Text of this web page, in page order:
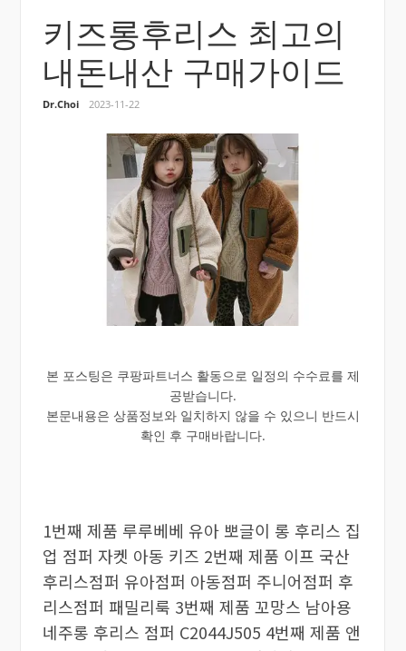
키즈롱후리스 최고의
내돈내산 구매가이드
Dr.Choi 2023-11-22
본 포스팅은 쿠팡파트너스 활동으로 일정의 수수료를 제
공받습니다.
본문내용은 상품정보와 일치하지 않을 수 있으니 반드시
확인 후 구매바랍니다.
1번째 제품 루루베베 유아 뽀글이 롱 후리스 집
업 점퍼 자켓 아동 키즈 2번째 제품 이프 국산
후리스점퍼 유아점퍼 아동점퍼 주니어점퍼 후
리스점퍼 패밀리룩 3번째 제품 꼬망스 남아용
네주롱 후리스 점퍼 C2044J505 4번째 제품 앤